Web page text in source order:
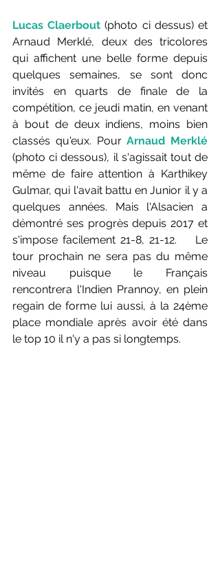
Lucas Claerbout (photo ci dessus) et
Arnaud Merklé, deux des tricolores
qui affichent une belle forme depuis
quelques semaines, se sont donc
invités en quarts de finale de la
compétition, ce jeudi matin, en venant
à bout de deux indiens, moins bien
classés qu'eux. Pour Arnaud Merklé
(photo ci dessous), il s'agissait tout de
même de faire attention à Karthikey
Gulmar, qui l'avait battu en Junior il y a
quelques années. Mais l'Alsacien a
démontré ses progrès depuis 2017 et
s'impose facilement 21-8, 21-12.    Le
tour prochain ne sera pas du même
niveau puisque le Français
rencontrera l'Indien Prannoy, en plein
regain de forme lui aussi, à la 24ème
place mondiale après avoir été dans
le top 10 il n'y a pas si longtemps.